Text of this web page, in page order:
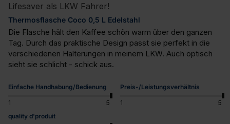
Lifesaver als LKW Fahrer!
Thermosflasche Coco 0,5 L Edelstahl
Die Flasche hält den Kaffee schön warm über den ganzen
Tag. Durch das praktische Design passt sie perfekt in die
verschiedenen Halterungen in meinem LKW. Auch optisch
sieht sie schlicht - schick aus.
Einfache Handhabung/Bedienung
1 5
Preis-/Leistungsverhältnis
1
5
quality d'produit